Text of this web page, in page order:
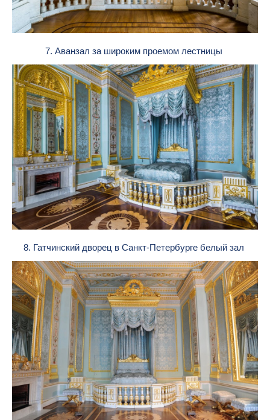
7. Аванзал за широким проемом лестницы
8. Гатчинский дворец в Санкт-Петербурге белый зал